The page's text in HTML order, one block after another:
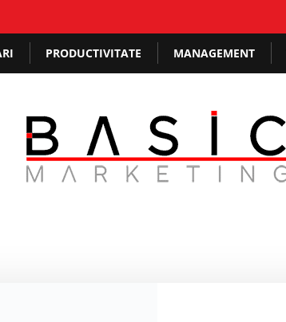
PRODUCTIVITATE MANAGEMENT